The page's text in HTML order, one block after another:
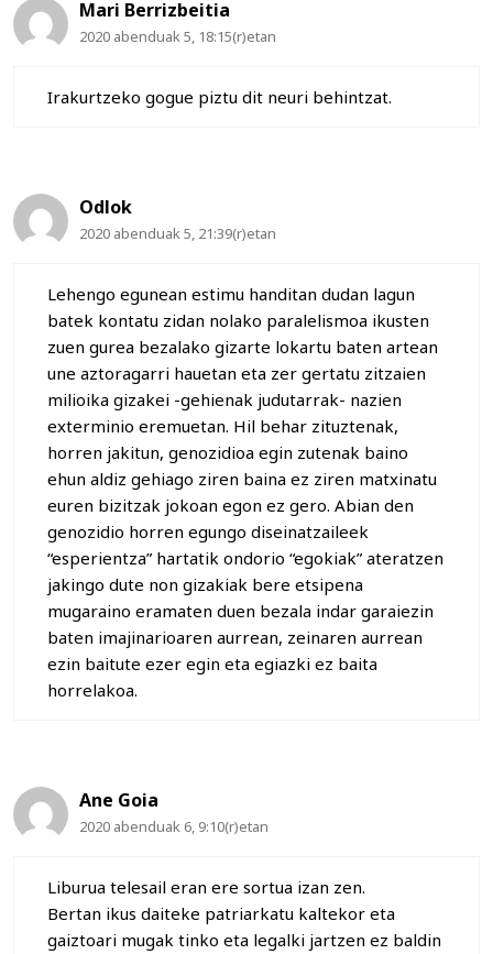
Mari Berrizbeitia
2020 abenduak 5, 18:15(r)etan
Irakurtzeko gogue piztu dit neuri behintzat.
Odlok
2020 abenduak 5, 21:39(r)etan
Lehengo egunean estimu handitan dudan lagun
batek kontatu zidan nolako paralelismoa ikusten
zuen gurea bezalako gizarte lokartu baten artean
une aztoragarri hauetan eta zer gertatu zitzaien
milioika gizakei -gehienak judutarrak- nazien
exterminio eremuetan. Hil behar zituztenak,
horren jakitun, genozidioa egin zutenak baino
ehun aldiz gehiago ziren baina ez ziren matxinatu
euren bizitzak jokoan egon ez gero. Abian den
genozidio horren egungo diseinatzaileek
“esperientza” hartatik ondorio “egokiak” ateratzen
jakingo dute non gizakiak bere etsipena
mugaraino eramaten duen bezala indar garaiezin
baten imajinarioaren aurrean, zeinaren aurrean
ezin baitute ezer egin eta egiazki ez baita
horrelakoa.
Ane Goia
2020 abenduak 6, 9:10(r)etan
Liburua telesail eran ere sortua izan zen.
Bertan ikus daiteke patriarkatu kaltekor eta
gaiztoari mugak tinko eta legalki jartzen ez baldin